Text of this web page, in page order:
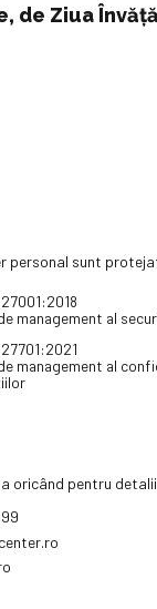
de Ziua
personal sunt
management al
management al
oricând pentru